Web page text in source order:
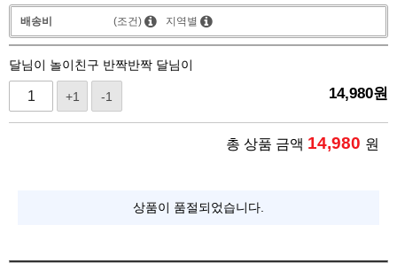
배송비 (조건) 지역별
달님이 놀이친구 반짝반짝 달님이
+1 -1 14,980원
총 상품 금액 14,980 원
상품이 품절되었습니다.